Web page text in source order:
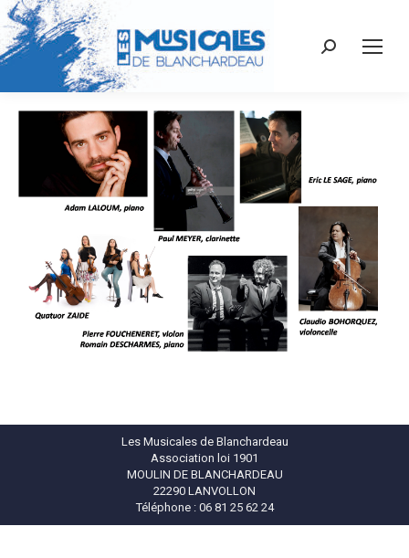
Recherche
Les Musicales de Blanchardeau
Association loi 1901
MOULIN DE BLANCHARDEAU
22290 LANVOLLON
Téléphone : 06 81 25 62 24